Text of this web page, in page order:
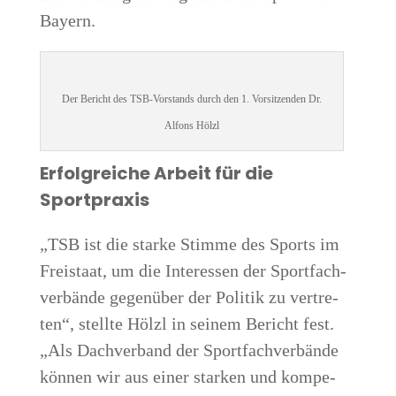
Bayern.
Der Bericht des TSB-Vor­stands durch den 1. Vor­sit­zen­den Dr.
Alfons Hölzl
Erfolg­rei­che Arbeit für die
Sportpraxis
„TSB ist die star­ke Stim­me des Sports im
Frei­staat, um die Inter­es­sen der Sport­fach­
ver­bän­de gegen­über der Poli­tik zu ver­tre­
ten“, stell­te Hölzl in sei­nem Bericht fest.
„Als Dach­ver­band der Sport­fach­ver­bän­de
kön­nen wir aus einer star­ken und kom­pe­